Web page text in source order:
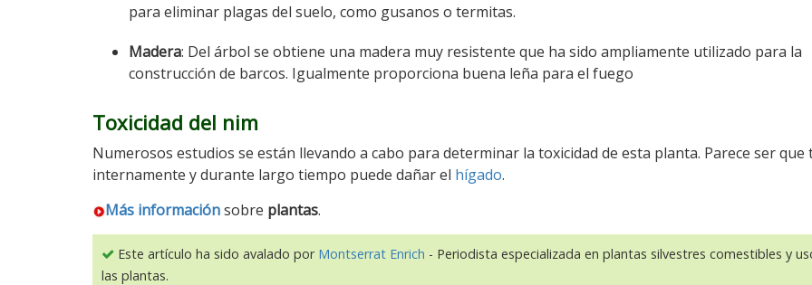
para eliminar plagas del suelo, como gusanos o termitas.
Madera: Del árbol se obtiene una madera muy resistente que ha sido ampliamente utilizado para la
construcción de barcos. Igualmente proporciona buena leña para el fuego
Toxicidad del nim
Numerosos estudios se están llevando a cabo para determinar la toxicidad de esta planta. Parece ser que
internamente y durante largo tiempo puede dañar el hígado.
Más informaciónsobre plantas.
Este artículo ha sido avalado por Montserrat Enrich - Periodista especializada en plantas silvestres comestibles y
las plantas.